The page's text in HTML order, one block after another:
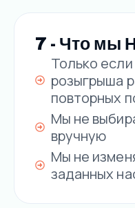
7 - Что мы
Только
розыгрыша
повторных
Мы не
вручную
Мы не
заданных